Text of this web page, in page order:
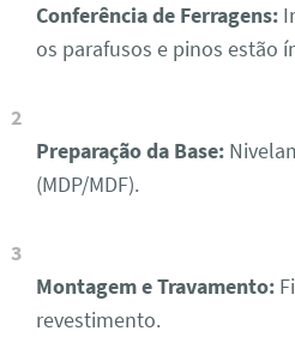
Conferência de Ferragens:
os parafusos e pinos estão
Preparação da Base:
(MDP/MDF).
Montagem e Travamento:
revestimento.